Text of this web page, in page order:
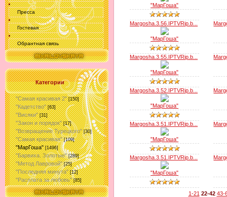
Пресса
Гостевая
Обрантная связь
Категории
"Самая красивая 2" [150]
"Кадетство" [63]
"Висяки" [31]
"Закон и порядок" [17]
"Возвращение Турецкого" [30]
"Самая красивая" [109]
"МарГоша" [1496]
"Барвиха. Золотые" [289]
"Метод Лавровой" [25]
"Последняя минута" [12]
"Расплата за любовь" [85]
"МарГоша"
Margosha.3.56.IPTVRip.b...
"МарГоша"
Margosha.3.55.IPTVRip.b...
"МарГоша"
Margosha.3.52.IPTVRip.b...
"МарГоша"
Margosha.3.51.IPTVRip.b...
"МарГоша"
Margosha.3.51.IPTVRip.b...
"МарГоша"
1-21 22-42 43-